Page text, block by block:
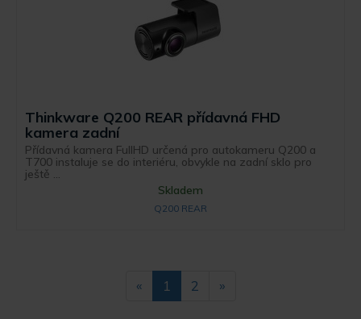
Thinkware Q200 REAR přídavná FHD
kamera zadní
Přídavná kamera FullHD určená pro autokameru Q200 a
T700 instaluje se do interiéru, obvykle na zadní sklo pro
ještě ...
Skladem
Q200 REAR
« 1 2 »